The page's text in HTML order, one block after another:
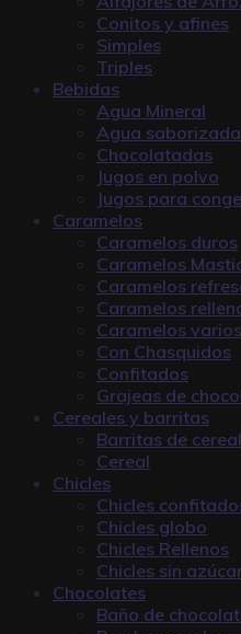
Conitos y afines
Simples
Triples
Bebidas
Agua Mineral
Agua
Chocolatadas
Jugos en polvo
Jugos para
Caramelos
Caramelos duros
Caramelos
Caramelos
Caramelos
Caramelos varios
Con Chasquidos
Confitados
Grajeas de
Cereales y barritas
Barritas de cereal
Cereal
Chicles
Chicles
Chicles globo
Chicles Rellenos
Chicles sin
Chocolates
Baño de